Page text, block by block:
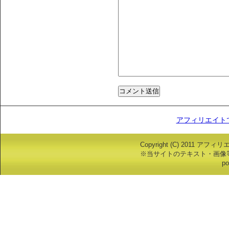
アフィリエイ
Copyright (C) 2011 アフィリ
※当サイトのテキスト・画像